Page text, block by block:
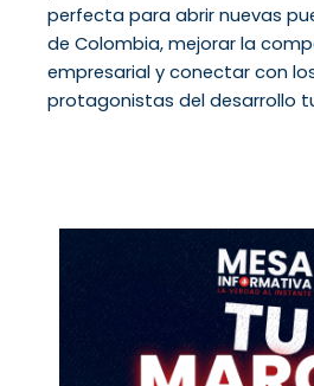
perfecta para abrir nuevas
de Colombia, mejorar la
empresarial y conectar con
protagonistas del desarrollo